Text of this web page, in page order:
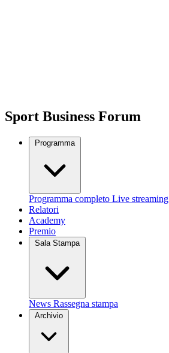
Sport Business Forum
Programma
Programma completo Live streaming
Relatori
Academy
Premio
Sala Stampa
News Rassegna stampa
Archivio